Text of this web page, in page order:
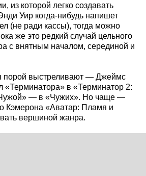
из которой легко создавать
Уир когда‑нибудь напишет
(не ради кассы), тогда можно
же это редкий случай цельного
с внятным началом, серединой и
порой выстреливают — Джеймс
«Терминатора» в «Терминатор 2:
— в «Чужих». Но чаще —
Кэмерона «Аватар: Пламя и
вершиной жанра.